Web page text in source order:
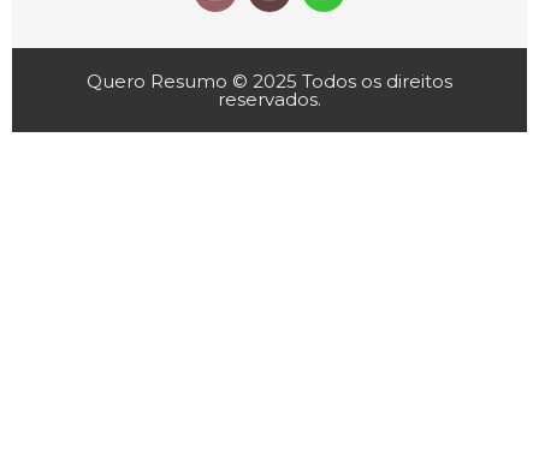
Quero Resumo © 2025 Todos os direitos
reservados.